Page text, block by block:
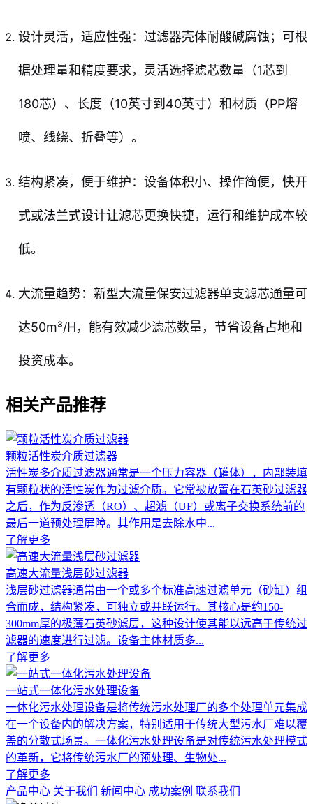
设计灵活，适应性强：过滤器壳体耐酸碱腐蚀；可根
据处理量和精度要求，灵活选择滤芯数量（1芯到
180芯）、长度（10英寸到40英寸）和材质（PP熔
喷、线绕、折叠等）。
结构紧凑，便于维护：设备体积小、操作简便，快开
式或法兰式设计让滤芯更换快捷，运行和维护成本较
低。
大流量趋势：新型大流量保安过滤器单支滤芯通量可
达50m³/H，能有效减少滤芯数量，节省设备占地和
投资成本。
相关产品推荐
颗粒活性炭介质过滤器
活性炭多介质过滤器通常是一个压力容器（罐体），内部装填
有颗粒状的活性炭作为过滤介质。它常被放置在石英砂过滤器
之后，作为反渗透（RO）、超滤（UF）或离子交换系统前的
最后一道预处理屏障。其作用是去除水中...
了解更多
高速大流量浅层砂过滤器
浅层砂过滤器通常由一个或多个标准高速过滤单元（砂缸）组
合而成，结构紧凑，可独立或并联运行。其核心是约150-
300mm厚的极薄石英砂滤层，这种设计使其能以远高于传统过
滤器的速度进行过滤。设备主体材质多...
了解更多
一站式一体化污水处理设备
一体化污水处理设备是将传统污水处理厂的多个处理单元集成
在一个设备内的解决方案，特别适用于传统大型污水厂难以覆
盖的分散式场景。一体化污水处理设备是对传统污水处理模式
的革新，它将传统污水厂的预处理、生物处...
了解更多
产品中心 关于我们 新闻中心 成功案例 联系我们